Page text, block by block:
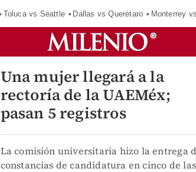
Toluca vs Seattle Dallas vs Querétaro Monterrey
Una mujer llegará a la
rectoría de la UAEMéx;
pasan 5 registros
La comisión universitaria hizo la entrega
constancias de candidatura en cinco de las